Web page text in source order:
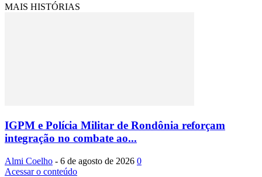
MAIS HISTÓRIAS
IGPM e Polícia Militar de Rondônia reforçam
integração no combate ao...
Almi Coelho - 6 de agosto de 2026 0
Acessar o conteúdo